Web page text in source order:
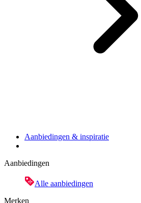
Aanbiedingen & inspiratie
Aanbiedingen
Alle aanbiedingen
Merken